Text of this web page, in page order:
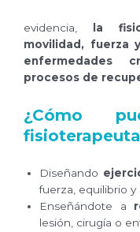
evidencia,
la
movilidad, fuerza
enfermedades
procesos de
¿Cómo
Diseñando
fuerza, equilibrio y
Enseñándote a
lesión, cirugía o